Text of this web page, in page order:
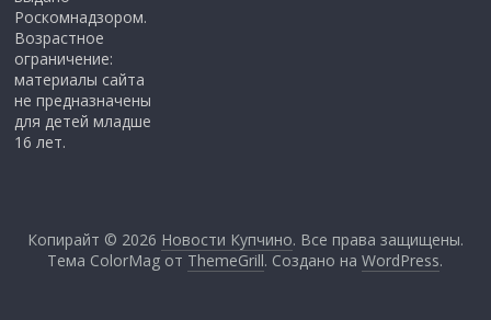
Роскомнадзором.
Возрастное
ограничение:
материалы сайта
не предназначены
для детей младше
16 лет.
Копирайт © 2026 Новости Купчино. Все права защищены.
Тема ColorMag от ThemeGrill. Создано наWordPress.